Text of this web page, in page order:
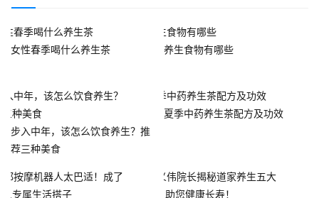
女性春季喝什么养生茶 养生食物有哪些
步入中年，该怎么饮食养生？推
荐三种美食
夏季中药养生茶配方及功效